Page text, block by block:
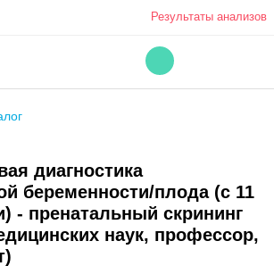
Результаты анализов
диагностика
беременности/плода (с 11
- пренатальный скрининг
наук, профессор,